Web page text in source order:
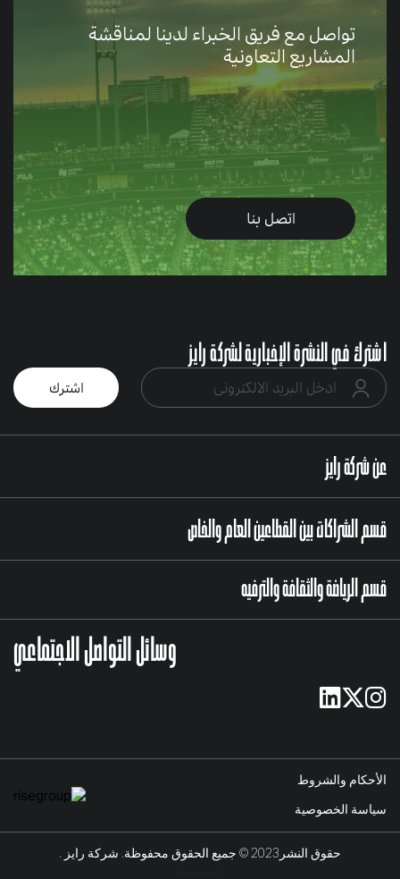
تواصل مع فريق الخبراء لدينا لمناقشة
المشاريع التعاونية
اتصل بنا
اشترك في النشرة الإخبارية لشركة رايز
عن شركة رايز
قسم الشراكات بين القطاعين العام والخاص
قسم الرياضة والثقافة والترفيه
وسائل التواصل الاجتماعي
حقوق النشر2023 © جميع الحقوق محفوظة. شركة رايز .
الأحكام والشروط
سياسة الخصوصية